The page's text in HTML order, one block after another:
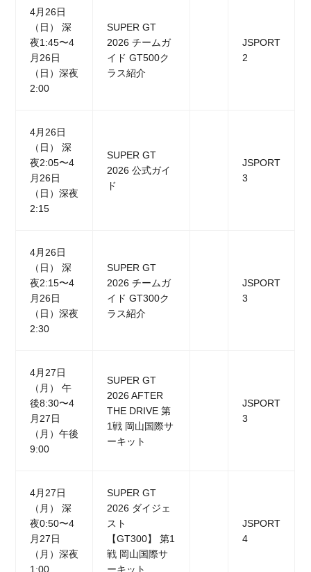
4月26日
（日） 深
夜1:45〜4
月26日
（日）深夜
2:00
SUPER GT
2026 チームガ
イド GT500ク
ラス紹介
JSPORT
2
4月26日
（日） 深
夜2:05〜4
月26日
（日）深夜
2:15
SUPER GT
2026 公式ガイ
ド
JSPORT
3
4月26日
（日） 深
夜2:15〜4
月26日
（日）深夜
2:30
SUPER GT
2026 チームガ
イド GT300ク
ラス紹介
JSPORT
3
4月27日
（月） 午
後8:30〜4
月27日
（月）午後
9:00
SUPER GT
2026 AFTER
THE DRIVE 第
1戦 岡山国際サ
ーキット
JSPORT
3
4月27日
（月） 深
夜0:50〜4
月27日
（月）深夜
1:00
SUPER GT
2026 ダイジェ
スト
【GT300】 第1
戦 岡山国際サ
ーキット
JSPORT
4